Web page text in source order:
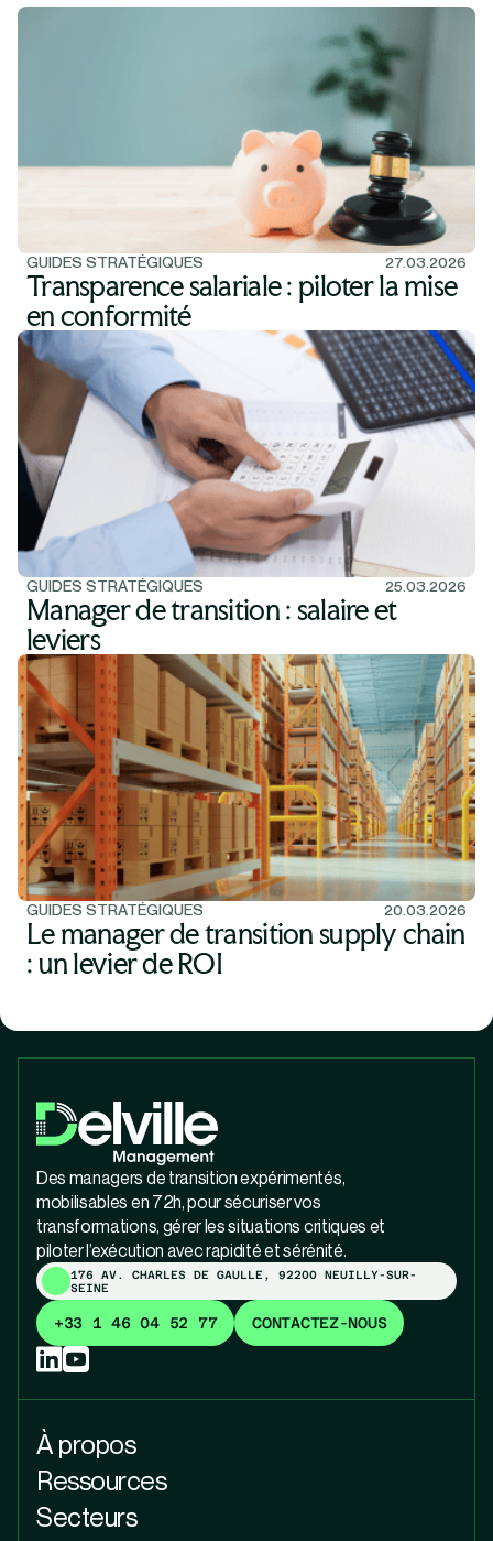
GUIDES STRATÉGIQUES 27.03.2026
Transparence salariale : piloter la mise
en conformité
GUIDES STRATÉGIQUES 25.03.2026
Manager de transition : salaire et
leviers
GUIDES STRATÉGIQUES 20.03.2026
Le manager de transition supply chain
: un levier de ROI
Des managers de transition expérimentés,
mobilisables en 72h, pour sécuriser vos
transformations, gérer les situations critiques et
piloter l’exécution avec rapidité et sérénité.
176 AV. CHARLES DE GAULLE, 92200 NEUILLY-SUR-
SEINE
+33 1 46 04 52 77 CONTACTEZ-NOUS
À propos
Ressources
Secteurs